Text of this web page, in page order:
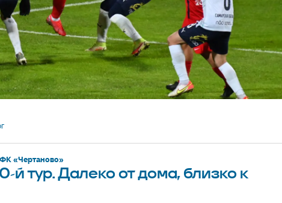
ФК «Чертаново»
тур. Далеко от дома, близко к